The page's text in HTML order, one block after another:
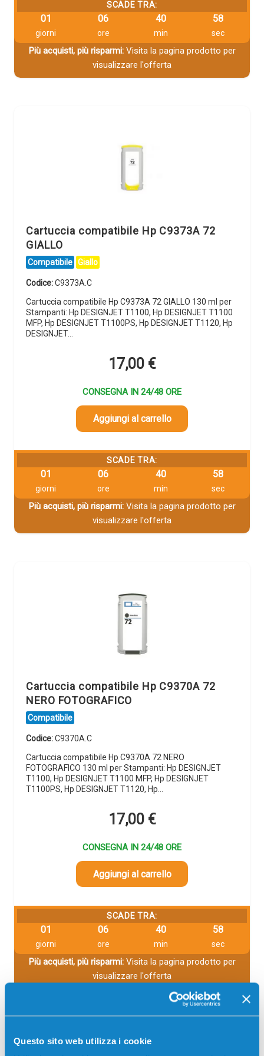
Questo sito web utilizza i cookie
SCADE TRA:
01
giorni
06
ore
40
min
57
sec
Più acquisti, più risparmi:Visita la pagina prodotto per
visualizzare l'offerta
Cartuccia compatibile Hp C9373A 72
GIALLO
Compatibile Giallo
Codice:C9373A.C
Cartuccia compatibile Hp C9373A 72 GIALLO 130 ml per
Stampanti: Hp DESIGNJET T1100, Hp DESIGNJET T1100
MFP, Hp DESIGNJET T1100PS, Hp DESIGNJET T1120, Hp
DESIGNJET…
17,00 €
CONSEGNA IN 24/48 ORE
Aggiungi al carrello
SCADE TRA:
01
giorni
06
ore
40
min
57
sec
Più acquisti, più risparmi:Visita la pagina prodotto per
visualizzare l'offerta
Cartuccia compatibile Hp C9370A 72
NERO FOTOGRAFICO
Compatibile
Codice:C9370A.C
Cartuccia compatibile Hp C9370A 72 NERO
FOTOGRAFICO 130 ml per Stampanti: Hp DESIGNJET
T1100, Hp DESIGNJET T1100 MFP, Hp DESIGNJET
T1100PS, Hp DESIGNJET T1120, Hp…
17,00 €
CONSEGNA IN 24/48 ORE
Aggiungi al carrello
SCADE TRA:
01
giorni
06
ore
40
min
57
sec
Più acquisti, più risparmi:Visita la pagina prodotto per
visualizzare l'offerta